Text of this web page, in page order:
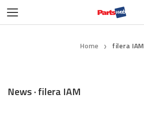
Home ❯ filera IAM
News · filera IAM